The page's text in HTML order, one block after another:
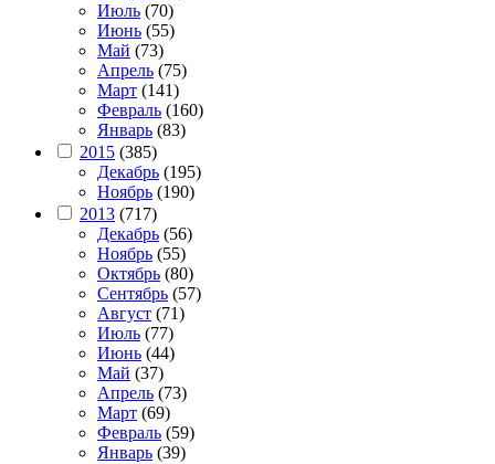
Июль (70)
Июнь (55)
Май (73)
Апрель (75)
Март (141)
Февраль (160)
Январь (83)
2015 (385)
Декабрь (195)
Ноябрь (190)
2013 (717)
Декабрь (56)
Ноябрь (55)
Октябрь (80)
Сентябрь (57)
Август (71)
Июль (77)
Июнь (44)
Май (37)
Апрель (73)
Март (69)
Февраль (59)
Январь (39)